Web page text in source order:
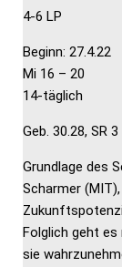
4-6 LP
Beginn: 27.4.22
Mi 16 – 20
14-täglich
Geb. 30.28, SR
Grundlage des
Scharmer
Folglich geht es
sie